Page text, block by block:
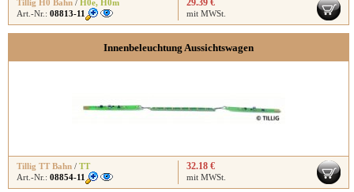
Tillig H0 Bahn / H0e, H0m
Art.-Nr.: 08813-11
29.39 €
mit MWSt.
Innenbeleuchtung Aussichtswagen
Tillig TT Bahn / TT
Art.-Nr.: 08854-11
32.18 €
mit MWSt.